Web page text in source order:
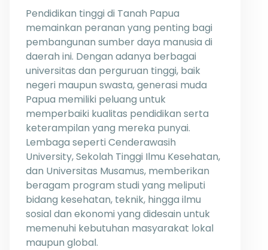
Pendidikan tinggi di Tanah Papua
memainkan peranan yang penting bagi
pembangunan sumber daya manusia di
daerah ini. Dengan adanya berbagai
universitas dan perguruan tinggi, baik
negeri maupun swasta, generasi muda
Papua memiliki peluang untuk
memperbaiki kualitas pendidikan serta
keterampilan yang mereka punyai.
Lembaga seperti Cenderawasih
University, Sekolah Tinggi Ilmu Kesehatan,
dan Universitas Musamus, memberikan
beragam program studi yang meliputi
bidang kesehatan, teknik, hingga ilmu
sosial dan ekonomi yang didesain untuk
memenuhi kebutuhan masyarakat lokal
maupun global.